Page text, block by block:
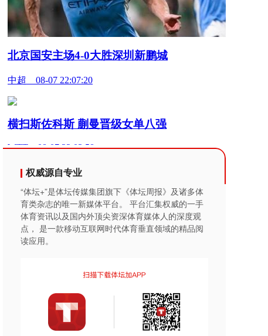
权威源自专业
“体坛+”是体坛传媒集团旗下《体坛周报》及诸多体
育类杂志的唯一新媒体平台。 平台汇集权威的一手
体育资讯以及国内外顶尖资深体育媒体人的深度观
点， 是一款移动互联网时代体育垂直领域的精品阅
读应用。